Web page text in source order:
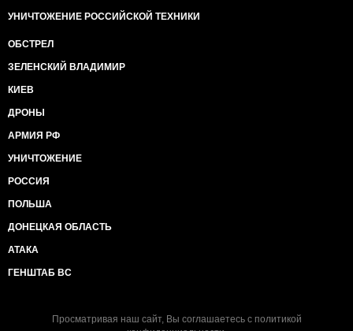
УНИЧТОЖЕНИЕ РОССИЙСКОЙ ТЕХНИКИ
ОБСТРЕЛ
ЗЕЛЕНСКИЙ ВЛАДИМИР
КИЕВ
ДРОНЫ
АРМИЯ РФ
УНИЧТОЖЕНИЕ
РОССИЯ
ПОЛЬША
ДОНЕЦКАЯ ОБЛАСТЬ
АТАКА
ГЕНШТАБ ВС
Просматривая наш сайт, Вы соглашаетесь с политикой